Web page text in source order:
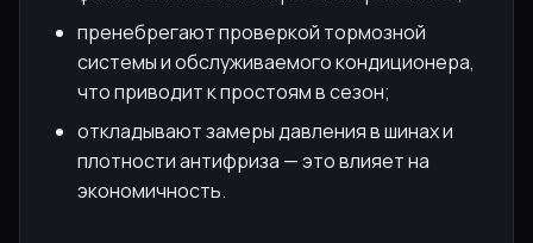
пренебрегают проверкой тормозной
системы и обслуживаемого кондиционера,
что приводит к простоям в сезон;
откладывают замеры давления в шинах и
плотности антифриза — это влияет на
экономичность.